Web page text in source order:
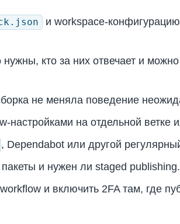
и workspace-
кто за них отвечает и
не меняла поведение
настройками на отдельной ветке
, Dependabot или другой
и нужен ли staged publishing.
и включить 2FA там, где